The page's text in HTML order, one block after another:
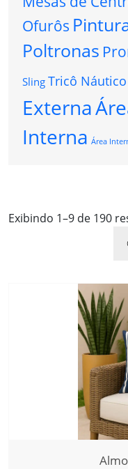
Ofurôs
Poltronas
Sling Tricô Náutico
Externa
Interna Área
Exibindo 1–9 de 190